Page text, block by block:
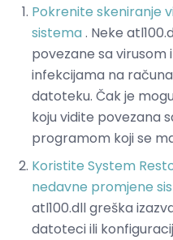
Pokrenite skeniranje
sistema. Neke
povezane sa
infekcijama na
datoteku. Čak je
koju vidite povezana
programom koji se
Koristite System
nedavne promjene
atl100.dll greška
datoteci ili